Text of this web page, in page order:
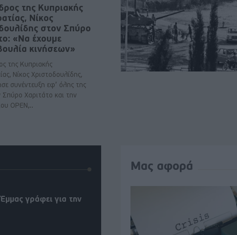
της Κυπριακής
Νίκος
στον Σπύρο
«Να έχουμε
κινήσεων»
της Κυπριακής
Νίκος Χριστοδουλίδης,
συνέντευξη εφ’ όλης της
Σπύρο Χαριτάτο και την
ΟΡΕΝ,..
γράφει για την
Μας αφορά